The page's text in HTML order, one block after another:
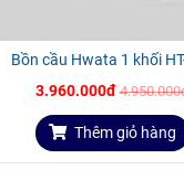
Bồn cầu Hwata 1 khối
3.960.000đ
Thêm giỏ hàng